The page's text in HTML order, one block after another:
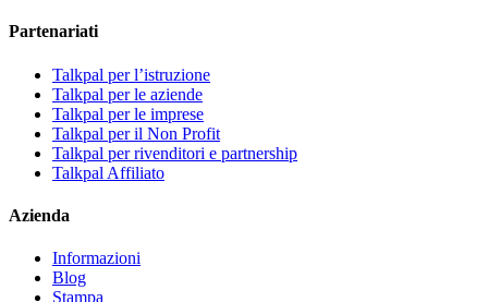
Partenariati
Talkpal per l’istruzione
Talkpal per le aziende
Talkpal per le imprese
Talkpal per il Non Profit
Talkpal per rivenditori e partnership
Talkpal Affiliato
Azienda
Informazioni
Blog
Stampa